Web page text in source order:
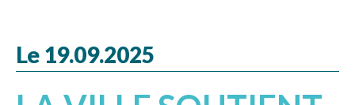
Le 19.09.2025